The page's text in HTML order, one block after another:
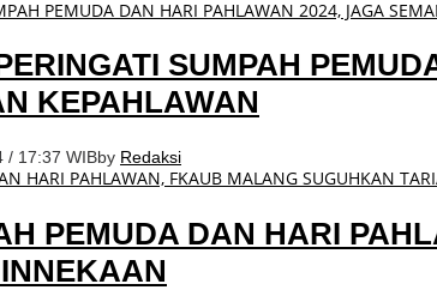
SUMPAH
KEPAHLAWAN
/ 17:37 WIBby Redaksi
PEMUDA DAN HARI